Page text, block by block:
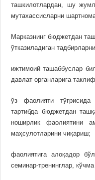
ташкилотлардан, шу
мутахассисларни
Марказнинг бюджетдан
ўтказиладиган
ижтимоий ташаббуслар
давлат органларига
ўз фаолияти тўғрисида
тартибда бюджетдан
ноширлик фаолиятини
маҳсулотларини чиқариш;
фаолиятига алоқадор
семинар-тренинглар,